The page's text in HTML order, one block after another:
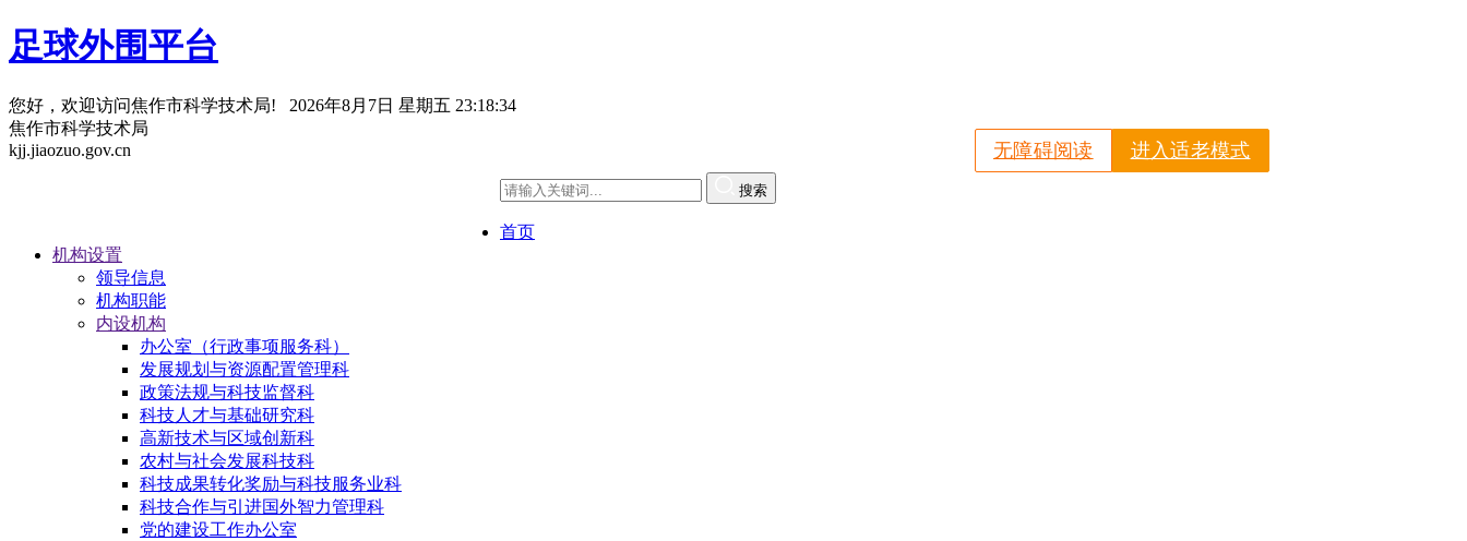
足球外围平台
您好，欢迎访问焦作市科学技术局! 2026年8月7日 星期五 23:18:34
焦作市科学技术局
kjj.jiaozuo.gov.cn
进入适老模式
无障碍阅读
搜索
首页
机构设置
领导信息
机构职能
内设机构
办公室（行政事项服务科）
发展规划与资源配置管理科
政策法规与科技监督科
科技人才与基础研究科
高新技术与区域创新科
农村与社会发展科技科
科技成果转化奖励与科技服务业科
科技合作与引进国外智力管理科
党的建设工作办公室